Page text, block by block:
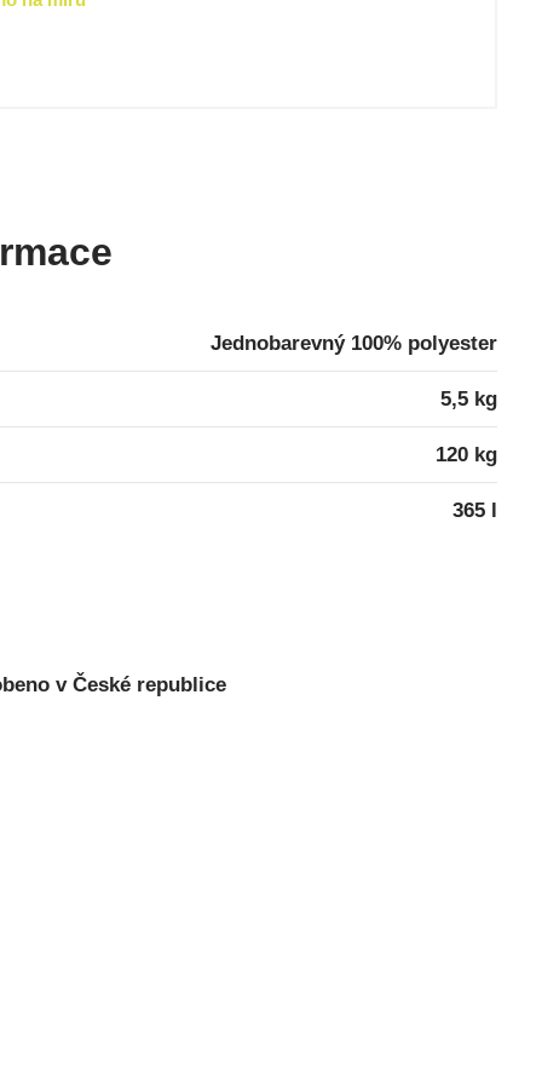
Jednobarevný 100% polyester
5,5 kg
120 kg
365 l
v České republice